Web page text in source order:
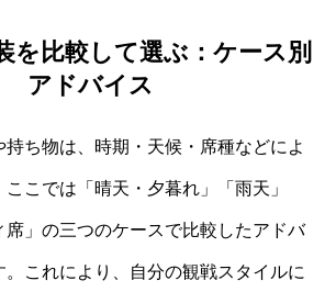
を比較して選ぶ：ケース別
アドバイス
ち物は、時期・天候・席種などによ
こでは「晴天・夕暮れ」「雨天」
席」の三つのケースで比較したアドバ
。これにより、自分の観戦スタイルに